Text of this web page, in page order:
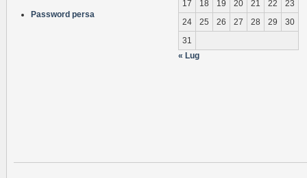
Password persa
17
18 19 20 21 22
23
24
25 26 27 28 29
30
31
« Lug